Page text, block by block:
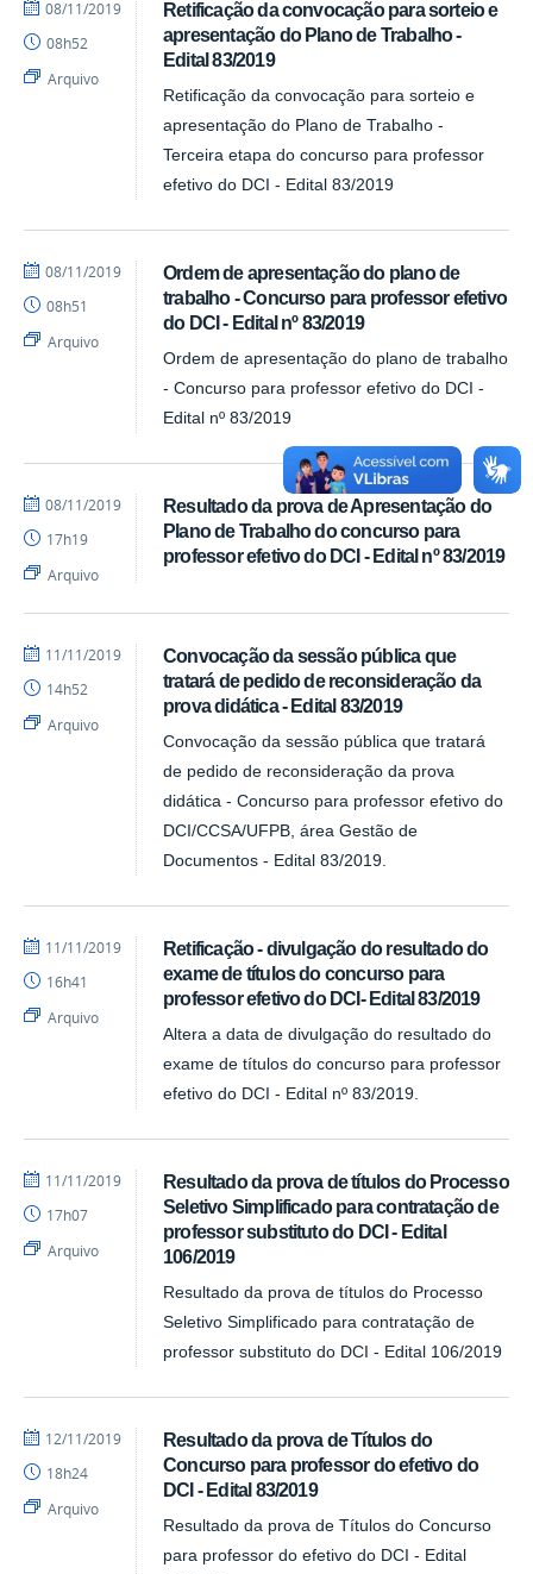
Retificação da convocação para sorteio e
apresentação do Plano de Trabalho -
Edital 83/2019
Retificação da convocação para sorteio e
apresentação do Plano de Trabalho -
Terceira etapa do concurso para professor
efetivo do DCI - Edital 83/2019
por
publicado
08/11/2019
08h52
Arquivo
Ordem de apresentação do plano de
trabalho - Concurso para professor efetivo
do DCI - Edital nº 83/2019
Ordem de apresentação do plano de trabalho
- Concurso para professor efetivo do DCI -
Edital nº 83/2019
por
publicado
08/11/2019
08h51
Arquivo
Resultado da prova de Apresentação do
Plano de Trabalho do concurso para
professor efetivo do DCI - Edital nº 83/2019
por
publicado
08/11/2019
17h19
Arquivo
Convocação da sessão pública que
tratará de pedido de reconsideração da
prova didática - Edital 83/2019
Convocação da sessão pública que tratará
de pedido de reconsideração da prova
didática - Concurso para professor efetivo do
DCI/CCSA/UFPB, área Gestão de
Documentos - Edital 83/2019.
por
publicado
11/11/2019
14h52
Arquivo
Retificação - divulgação do resultado do
exame de títulos do concurso para
professor efetivo do DCI- Edital 83/2019
Altera a data de divulgação do resultado do
exame de títulos do concurso para professor
efetivo do DCI - Edital nº 83/2019.
por
publicado
11/11/2019
16h41
Arquivo
Resultado da prova de títulos do Processo
Seletivo Simplificado para contratação de
professor substituto do DCI - Edital
106/2019
Resultado da prova de títulos do Processo
Seletivo Simplificado para contratação de
professor substituto do DCI - Edital 106/2019
por
publicado
11/11/2019
17h07
Arquivo
Resultado da prova de Títulos do
Concurso para professor do efetivo do
DCI - Edital 83/2019
Resultado da prova de Títulos do Concurso
para professor do efetivo do DCI - Edital
por
publicado
12/11/2019
18h24
Arquivo